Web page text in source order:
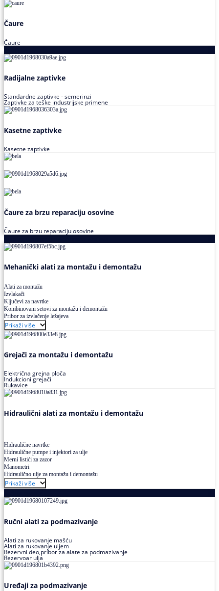
Čaure
Čaure
Radijalne zaptivke
Standardne zaptivke - semerinzi
Zaptivke za teške industrijske primene
Kasetne zaptivke
Kasetne zaptivke
Čaure za brzu reparaciju osovine
Čaure za brzu reparaciju osovine
Mehanički alati za montažu i demontažu
Alati za montažu
Izvlakači
Ključevi za navrtke
Kombinovani setovi za montažu i demontažu
Pribor za izvlačenje ležajeva
Prikaži više
Grejači za montažu i demontažu
Električna grejna ploča
Indukcioni grejači
Rukavice
Hidraulični alati za montažu i demontažu
Hidraulične navrtke
Hidraulične pumpe i injektori za ulje
Merni listići za zazor
Manometri
Hidraulično ulje za montažu i demontažu
Prikaži više
Ručni alati za podmazivanje
Alati za rukovanje mašću
Alati za rukovanje uljem
Rezervni deo,pribor za alate za podmazivanje
Rezervoar ulja
Uređaji za podmazivanje